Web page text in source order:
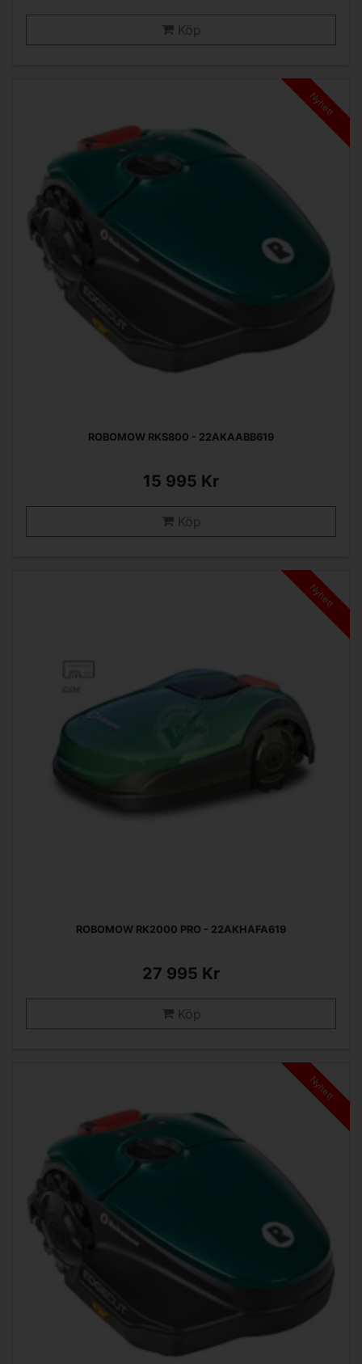
Köp
Nyhet!
ROBOMOW RKS800 - 22AKAABB619
15 995 Kr
Köp
Nyhet!
ROBOMOW RK2000 PRO - 22AKHAFA619
27 995 Kr
Köp
Nyhet!